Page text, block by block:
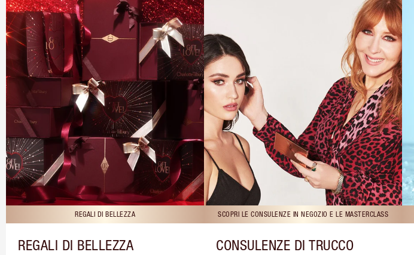
REGALI DI BELLEZZA
REGALI DI BELLEZZA
SCOPRI LE CONSULENZE IN NEGOZIO E LE MASTERCLASS
CONSULENZE DI TRUCCO